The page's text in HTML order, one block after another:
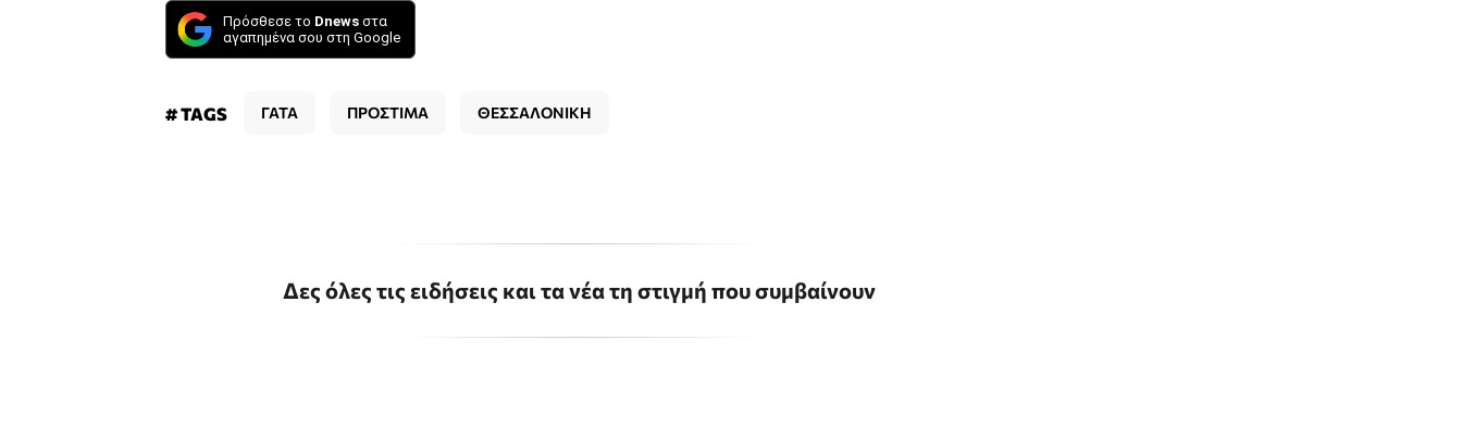
Πρόσθεσε το Dnews στα
αγαπημένα σου στη Google
# TAGS ΓΑΤΑ ΠΡΟΣΤΙΜΑ ΘΕΣΣΑΛΟΝΙΚΗ
Δες όλες τις ειδήσεις και τα νέα τη στιγμή που συμβαίνουν